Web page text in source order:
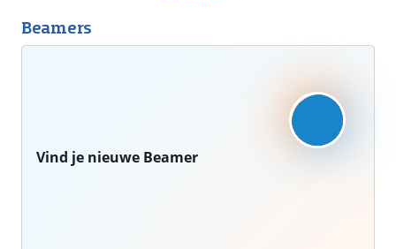
Beamers
Vind je nieuwe Beamer